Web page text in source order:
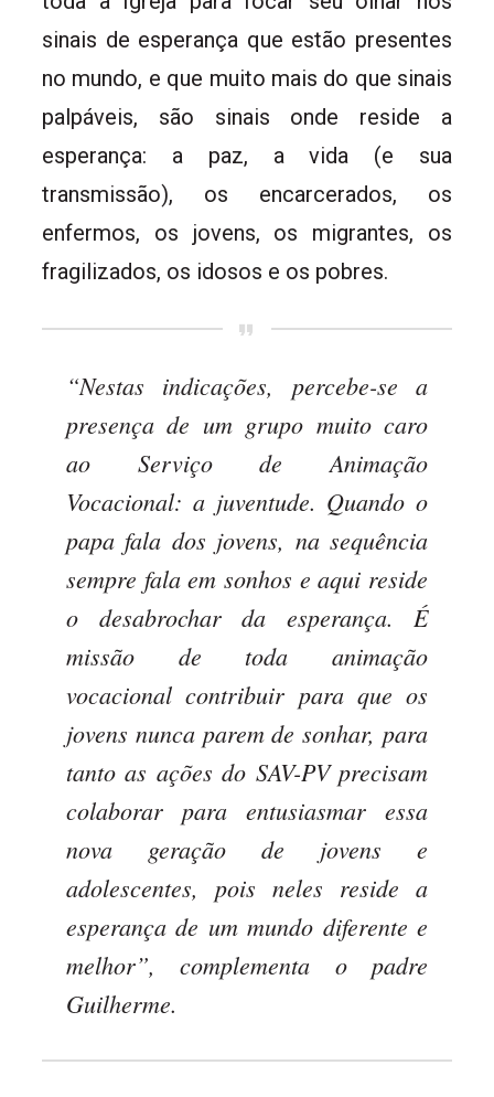
sinais de esperança que estão presentes
no mundo, e que muito mais do que sinais
palpáveis, são sinais onde reside a
esperança: a paz, a vida (e sua
transmissão), os encarcerados, os
enfermos, os jovens, os migrantes, os
fragilizados, os idosos e os pobres.
“Nestas indicações, percebe-se a
presença de um grupo muito caro
ao Serviço de Animação
Vocacional: a juventude. Quando o
papa fala dos jovens, na sequência
sempre fala em sonhos e aqui reside
o desabrochar da esperança. É
missão de toda animação
vocacional contribuir para que os
jovens nunca parem de sonhar, para
tanto as ações do SAV-PV precisam
colaborar para entusiasmar essa
nova geração de jovens e
adolescentes, pois neles reside a
esperança de um mundo diferente e
melhor”, complementa o padre
Guilherme.